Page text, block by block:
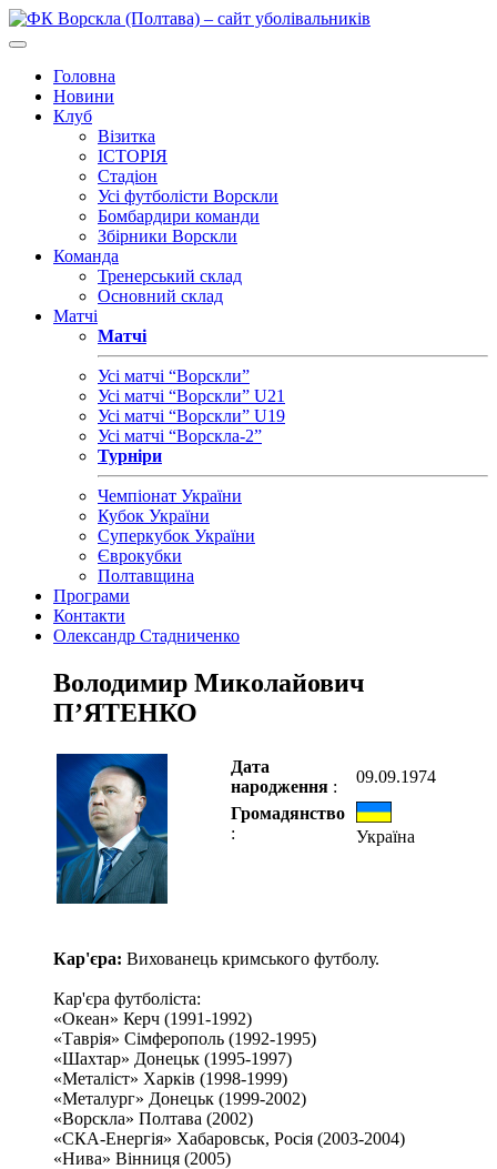
Головна
Новини
Клуб
Візитка
ІСТОРІЯ
Стадіон
Усі футболісти Ворскли
Бомбардири команди
Збірники Ворскли
Команда
Тренерський склад
Основний склад
Матчі
Матчі
Усі матчі “Ворскли”
Усі матчі “Ворскли” U21
Усі матчі “Ворскли” U19
Усі матчі “Ворскла-2”
Турніри
Чемпіонат України
Кубок України
Суперкубок України
Єврокубки
Полтавщина
Програми
Контакти
Олександр Стадниченко
Володимир Миколайович
П’ЯТЕНКО
Дата
народження :
09.09.1974
Громадянство
:
Україна
Кар'єра: Вихованець кримського футболу.
Кар'єра футболіста:
«Океан» Керч (1991-1992)
«Таврія» Сімферополь (1992-1995)
«Шахтар» Донецьк (1995-1997)
«Металіст» Харків (1998-1999)
«Металург» Донецьк (1999-2002)
«Ворскла» Полтава (2002)
«СКА-Енергія» Хабаровськ, Росія (2003-2004)
«Нива» Вінниця (2005)